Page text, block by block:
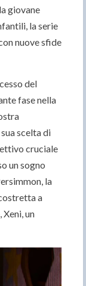
giovane
la serie
nuove sfide
del
fase nella
scelta di
cruciale
un sogno
la
a
un